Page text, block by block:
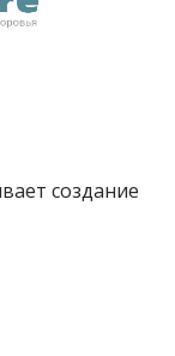
создание